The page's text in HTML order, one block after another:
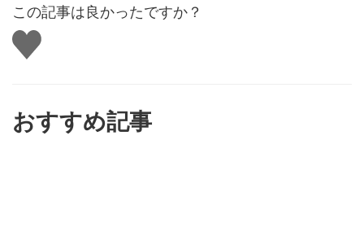
この記事は良かったですか？
い
い
おすすめ記事